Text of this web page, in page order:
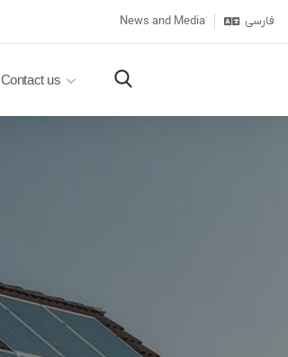
News and Media فارسی
Contact us